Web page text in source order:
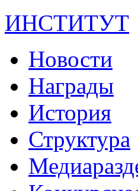
ИНСТИТУТ
Новости
Награды
История
Структура